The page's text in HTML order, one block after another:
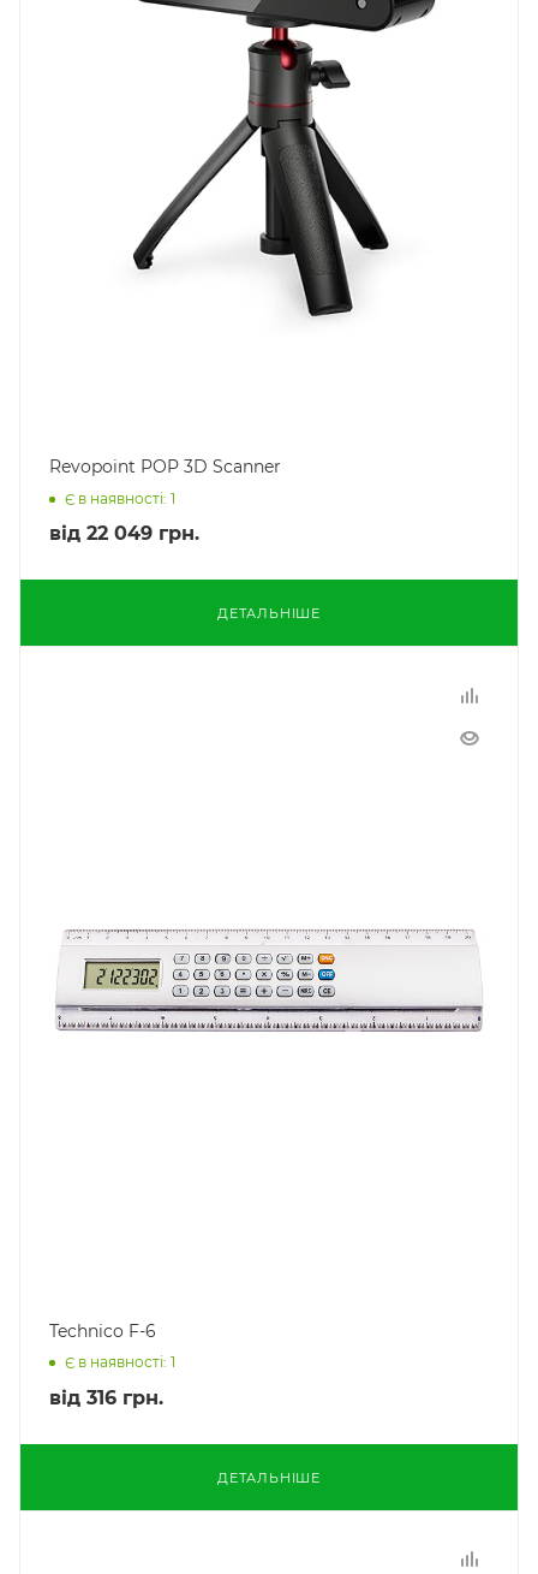
Revopoint POP 3D Scanner
Є в наявності: 1
від 22 049 грн.
ДЕТАЛЬНІШЕ
Technico F-6
Є в наявності: 1
від 316 грн.
ДЕТАЛЬНІШЕ